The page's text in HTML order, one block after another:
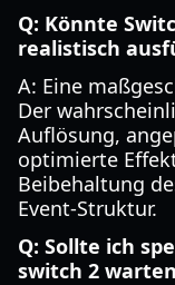
Q: Könnte
realistisch
A: Eine
Der
Auflösung,
optimierte
Beibehaltung
Event-Struktur.
Q: Sollte ich
switch 2